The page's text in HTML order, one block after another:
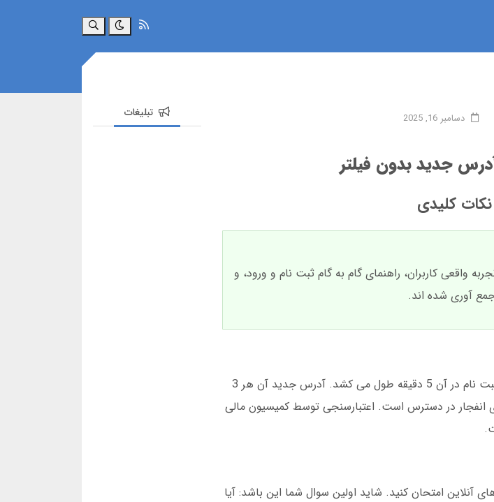
جستجو
دسامبر 16, 2025
جدید بدون فیلتر
نکات کلیدی
واقعی کاربران، راهنمای گام به گام ثبت نام و ورود، و
تایگر گیمینگ سایت شرط بندی با بیش از 500 هزار کاربر فعال در ایران است. ثبت نام در آن 5 دقیقه طول می کشد. آدرس جدید آن هر 3
انفجار در دسترس است. اعتبارسنجی توسط کمیسیون مالی
امتحان کنید. شاید اولین سوال شما این باشد: آیا
تبلیغات